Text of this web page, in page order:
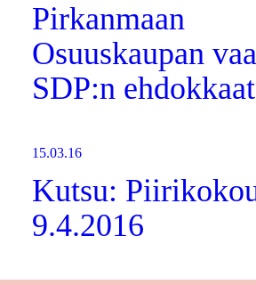
Pirkanmaan
Osuuskaupan
SDP:n ehdokkaat
15.03.16
Kutsu:
9.4.2016